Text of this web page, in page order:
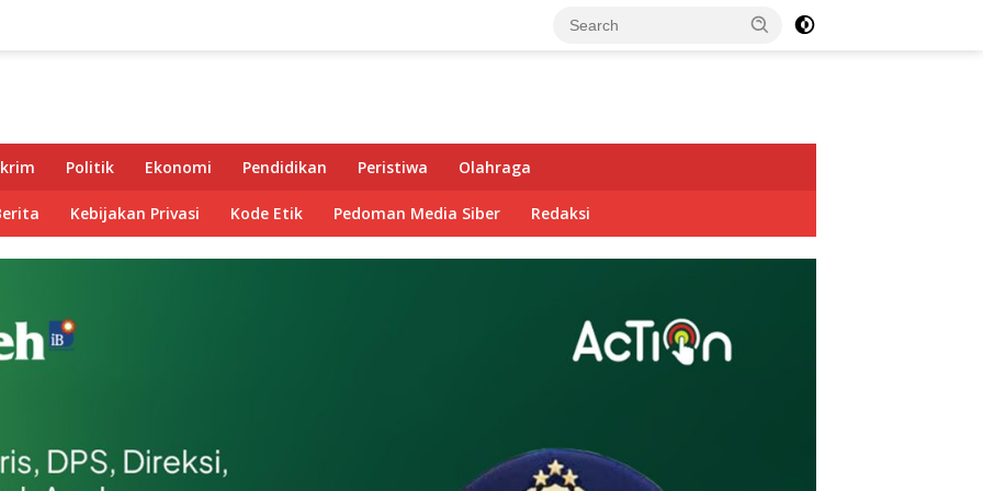
Politik Ekonomi Pendidikan Peristiwa Olahraga
Kebijakan Privasi Kode Etik Pedoman Media Siber Redaksi